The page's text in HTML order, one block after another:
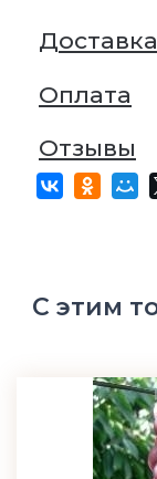
Доставка
Оплата
Отзывы
С этим